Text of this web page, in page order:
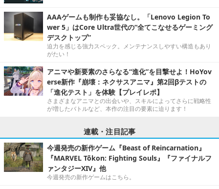
AAAゲームも制作も妥協なし。「Lenovo Legion To
wer 5」はCore Ultra世代の“全てこなせるゲーミング
デスクトップ”
迫力を感じる強力スペック。メンテナンスしやすい構造もあり
がたい！
アニマや新要素のさらなる“進化”を目撃せよ！HoYov
erse新作『崩壊：ネクサスアニマ』第2回βテストの
「進化テスト」を体験【プレイレポ】
さまざまなアニマとの出会いや、スキルによってさらに戦略性
が増したバトルなど、本作の注目の要素に迫ります！
連載・注目記事
今週発売の新作ゲーム『Beast of Reincarnation』
『MARVEL Tōkon: Fighting Souls』『ファイナルフ
ァンタジーXIV』他
今週発売の新作ゲームはこちら。